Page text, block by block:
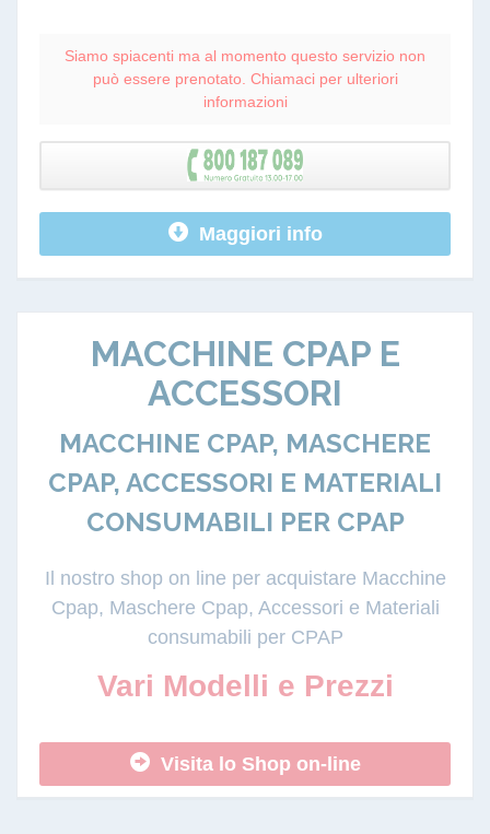
Siamo spiacenti ma al momento questo servizio non
può essere prenotato. Chiamaci per ulteriori
informazioni
Maggiori info
MACCHINE CPAP E
ACCESSORI
MACCHINE CPAP, MASCHERE
CPAP, ACCESSORI E MATERIALI
CONSUMABILI PER CPAP
Il nostro shop on line per acquistare Macchine
Cpap, Maschere Cpap, Accessori e Materiali
consumabili per CPAP
Vari Modelli e Prezzi
Visita lo Shop on-line